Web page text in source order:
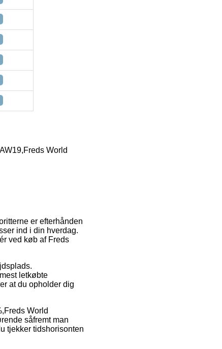
World
er efterhånden
ind i din hverdag.
ved køb af Freds
letkøbte
at du opholder dig
World
såfremt man
tjekker tidshorisonten